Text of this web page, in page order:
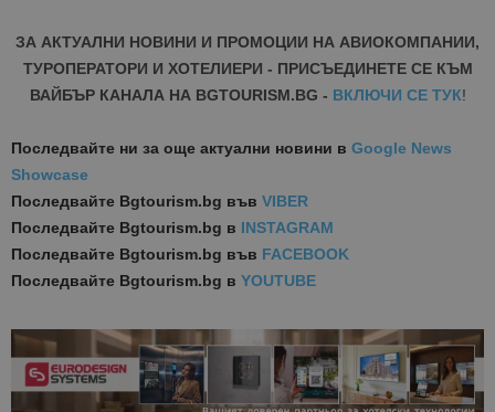
ЗА АКТУАЛНИ НОВИНИ И ПРОМОЦИИ НА АВИОКОМПАНИИ,
ТУРОПЕРАТОРИ И ХОТЕЛИЕРИ - ПРИСЪЕДИНЕТЕ СЕ КЪМ
ВАЙБЪР КАНАЛА НА BGTOURISM.BG - ВКЛЮЧИ СЕ ТУК!
Последвайте ни за още актуални новини в Google News
Showcase
Последвайте Bgtourism.bg във VIBER
Последвайте Bgtourism.bg в INSTAGRAM
Последвайте Bgtourism.bg във FACEBOOK
Последвайте Bgtourism.bg в YOUTUBE